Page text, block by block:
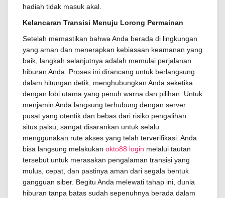
hadiah tidak masuk akal.
Kelancaran Transisi Menuju Lorong Permainan
Setelah memastikan bahwa Anda berada di lingkungan
yang aman dan menerapkan kebiasaan keamanan yang
baik, langkah selanjutnya adalah memulai perjalanan
hiburan Anda. Proses ini dirancang untuk berlangsung
dalam hitungan detik, menghubungkan Anda seketika
dengan lobi utama yang penuh warna dan pilihan. Untuk
menjamin Anda langsung terhubung dengan server
pusat yang otentik dan bebas dari risiko pengalihan
situs palsu, sangat disarankan untuk selalu
menggunakan rute akses yang telah terverifikasi. Anda
bisa langsung melakukan okto88 login melalui tautan
tersebut untuk merasakan pengalaman transisi yang
mulus, cepat, dan pastinya aman dari segala bentuk
gangguan siber. Begitu Anda melewati tahap ini, dunia
hiburan tanpa batas sudah sepenuhnya berada dalam